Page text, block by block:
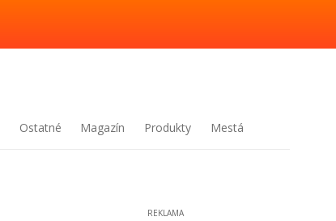
Ostatné Magazín Produkty Mestá
REKLAMA